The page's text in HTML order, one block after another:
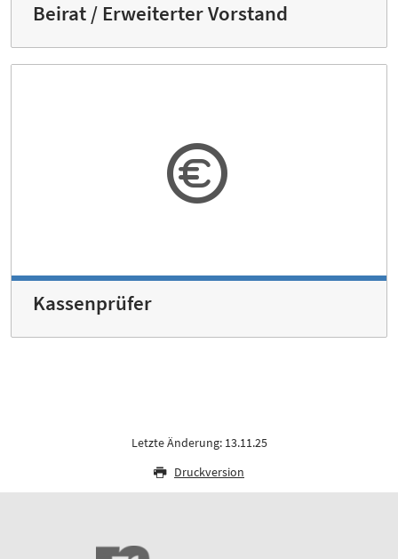
Beirat / Erweiterter Vorstand
Kassenprüfer
Letzte Änderung: 13.11.25
Druckversion